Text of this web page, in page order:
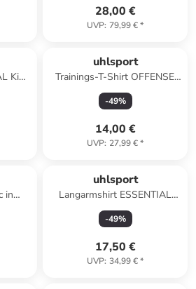
28,00 €
UVP: 79,99 €*
Kids
uhlsport
Trainings-T-Shirt OFFENSE
23 Kids in schwarz/anthra
-49%
14,00 €
UVP: 27,99 €*
in
uhlsport
Langarmshirt ESSENTIAL
TRAINING TOP in
marine/weiß
-49%
17,50 €
UVP: 34,99 €*